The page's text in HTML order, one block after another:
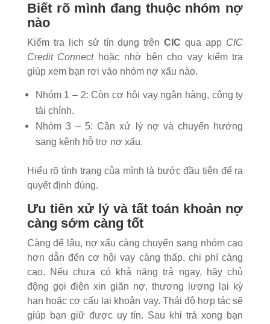
Biết rõ mình đang thuộc nhóm nợ
nào
Kiểm tra lịch sử tín dụng trênCICqua app CIC
Credit Connecthoặc nhờ bên cho vay kiểm tra
giúp xem bạn rơi vào nhóm nợ xấu nào.
Nhóm 1 – 2: Còn cơ hội vay ngân hàng, công ty
tài chính.
Nhóm 3 – 5: Cần xử lý nợ và chuyển hướng
sang kênh hỗ trợ nợ xấu.
Hiểu rõ tình trạng của mình là bước đầu tiên để ra
quyết định đúng.
Ưu tiên xử lý và tất toán khoản nợ
càng sớm càng tốt
Càng để lâu, nợ xấu càng chuyển sang nhóm cao
hơn dẫn đến cơ hội vay càng thấp, chi phí càng
cao. Nếu chưa có khả năng trả ngay, hãy chủ
động gọi điện xin giãn nợ, thương lượng lại kỳ
hạn hoặc cơ cấu lại khoản vay. Thái độ hợp tác sẽ
giúp bạn giữ được uy tín. Sau khi trả xong bạn